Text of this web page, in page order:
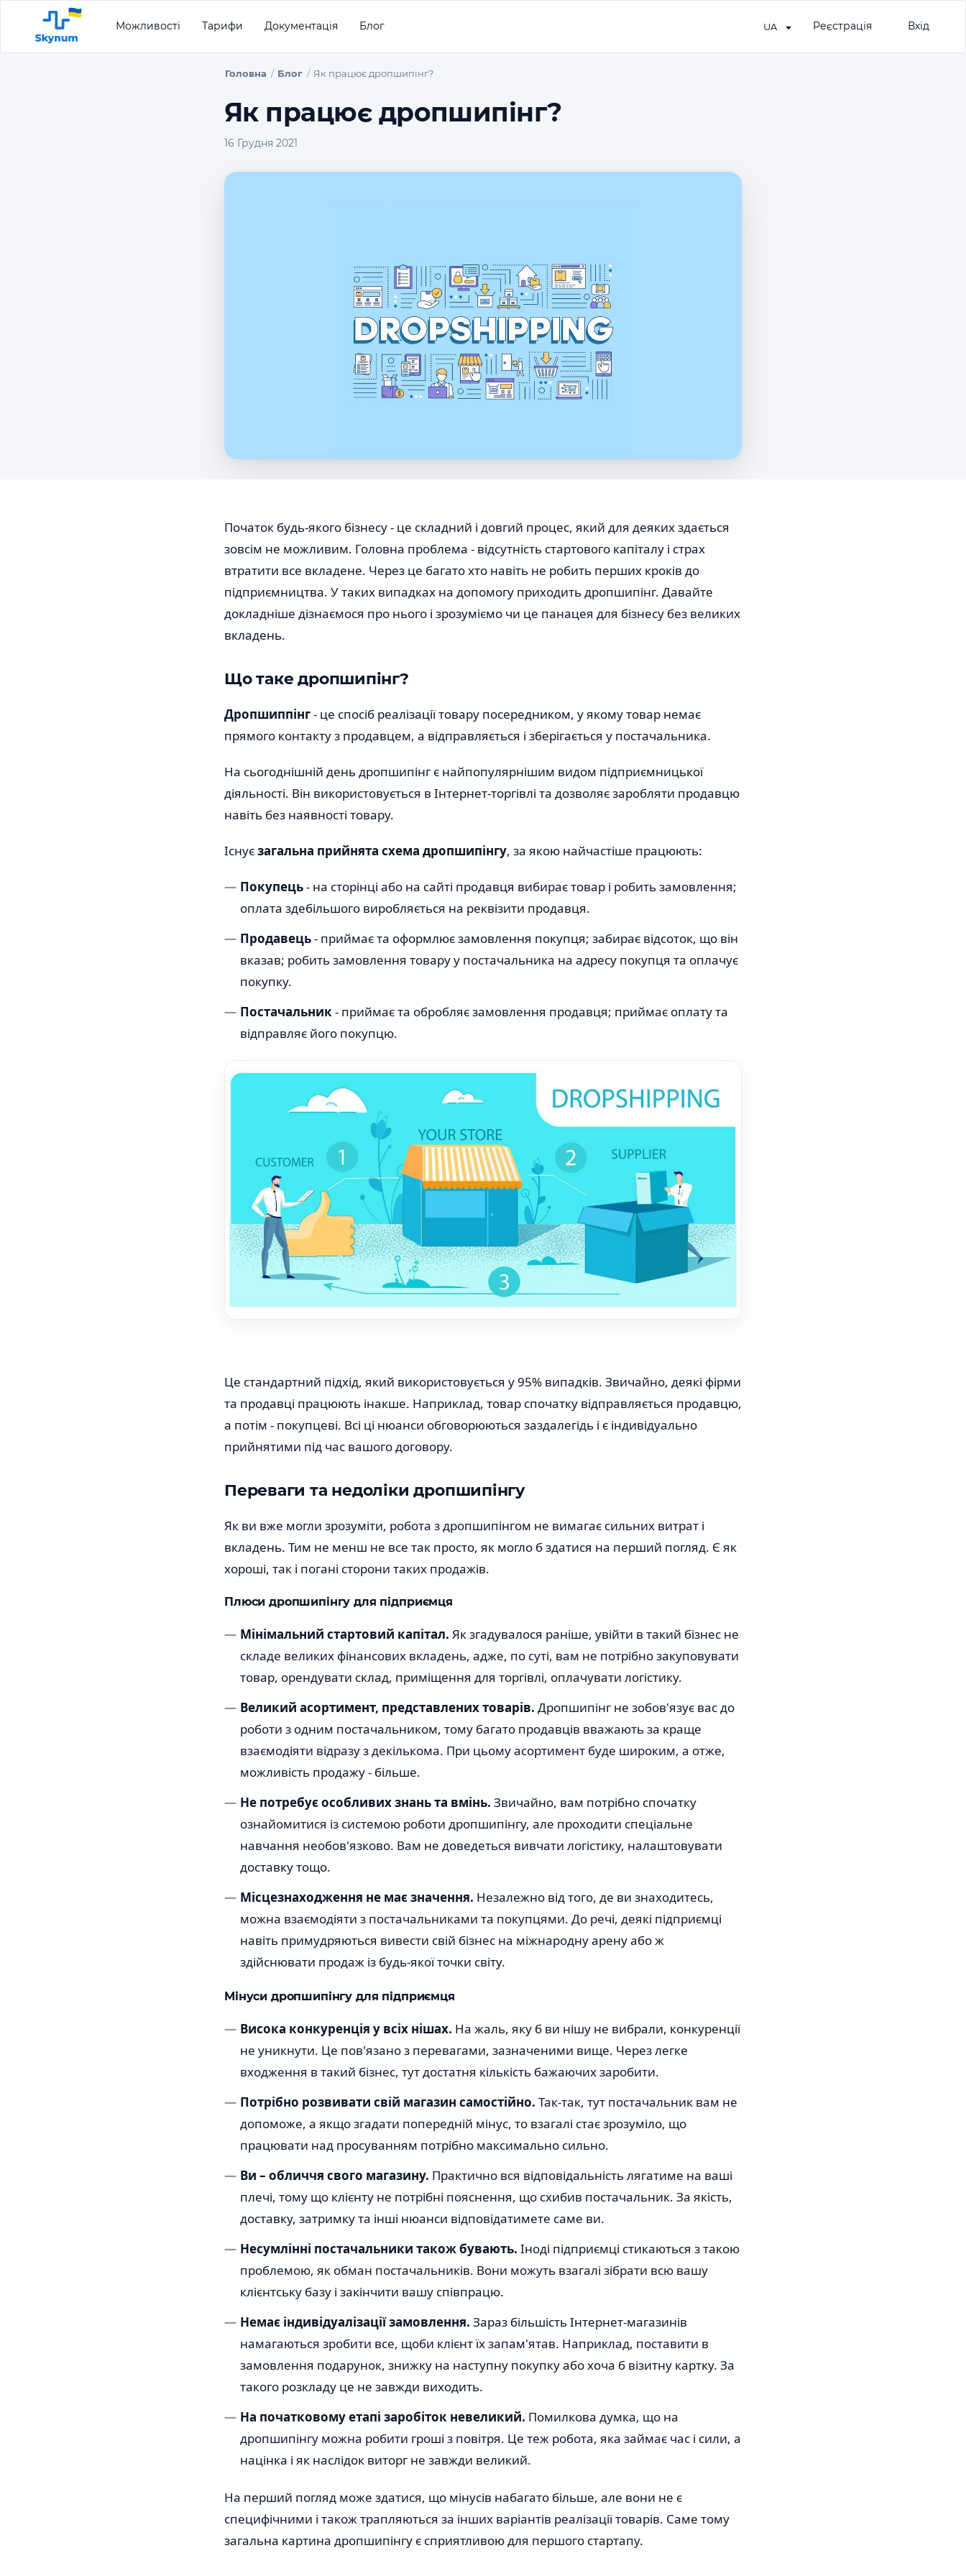
Можливості Тарифи Документація Блог UA Реєстрація Вхід
Головна Блог Як працює дропшипінг?
Як працює дропшипінг?
16 Грудня 2021
Початок будь-якого бізнесу - це складний і довгий процес, який для деяких здається
зовсім не можливим. Головна проблема - відсутність стартового капіталу і страх
втратити все вкладене. Через це багато хто навіть не робить перших кроків до
підприємництва. У таких випадках на допомогу приходить дропшипінг. Давайте
докладніше дізнаємося про нього і зрозуміємо чи це панацея для бізнесу без великих
вкладень.
Що таке дропшипінг?
Дропшиппінг- це спосіб реалізації товару посередником, у якому товар немає
прямого контакту з продавцем, а відправляється і зберігається у постачальника.
На сьогоднішній день дропшипінг є найпопулярнішим видом підприємницької
діяльності. Він використовується в Інтернет-торгівлі та дозволяє заробляти продавцю
навіть без наявності товару.
Існуєзагальна прийнята схема дропшипінгу, за якою найчастіше працюють:
Покупець- на сторінці або на сайті продавця вибирає товар і робить замовлення;
оплата здебільшого виробляється на реквізити продавця.
Продавець- приймає та оформлює замовлення покупця; забирає відсоток, що він
вказав; робить замовлення товару у постачальника на адресу покупця та оплачує
покупку.
Постачальник- приймає та обробляє замовлення продавця; приймає оплату та
відправляє його покупцю.
Це стандартний підхід, який використовується у 95% випадків. Звичайно, деякі фірми
та продавці працюють інакше. Наприклад, товар спочатку відправляється продавцю,
а потім - покупцеві. Всі ці нюанси обговорюються заздалегідь і є індивідуально
прийнятими під час вашого договору.
Переваги та недоліки дропшипінгу
Як ви вже могли зрозуміти, робота з дропшипінгом не вимагає сильних витрат і
вкладень. Тим не менш не все так просто, як могло б здатися на перший погляд. Є як
хороші, так і погані сторони таких продажів.
Плюси дропшипінгу для підприємця
Мінімальний стартовий капітал. Як згадувалося раніше, увійти в такий бізнес не
складе великих фінансових вкладень, адже, по суті, вам не потрібно закуповувати
товар, орендувати склад, приміщення для торгівлі, оплачувати логістику.
Великий асортимент, представлених товарів. Дропшипінг не зобов'язує вас до
роботи з одним постачальником, тому багато продавців вважають за краще
взаємодіяти відразу з декількома. При цьому асортимент буде широким, а отже,
можливість продажу - більше.
Не потребує особливих знань та вмінь. Звичайно, вам потрібно спочатку
ознайомитися із системою роботи дропшипінгу, але проходити спеціальне
навчання необов'язково. Вам не доведеться вивчати логістику, налаштовувати
доставку тощо.
Місцезнаходження не має значення. Незалежно від того, де ви знаходитесь,
можна взаємодіяти з постачальниками та покупцями. До речі, деякі підприємці
навіть примудряються вивести свій бізнес на міжнародну арену або ж
здійснювати продаж із будь-якої точки світу.
Мінуси дропшипінгу для підприємця
Висока конкуренція у всіх нішах. На жаль, яку б ви нішу не вибрали, конкуренції
не уникнути. Це пов'язано з перевагами, зазначеними вище. Через легке
входження в такий бізнес, тут достатня кількість бажаючих заробити.
Потрібно розвивати свій магазин самостійно. Так-так, тут постачальник вам не
допоможе, а якщо згадати попередній мінус, то взагалі стає зрозуміло, що
працювати над просуванням потрібно максимально сильно.
Ви – обличчя свого магазину. Практично вся відповідальність лягатиме на ваші
плечі, тому що клієнту не потрібні пояснення, що схибив постачальник. За якість,
доставку, затримку та інші нюанси відповідатимете саме ви.
Несумлінні постачальники також бувають. Іноді підприємці стикаються з такою
проблемою, як обман постачальників. Вони можуть взагалі зібрати всю вашу
клієнтську базу і закінчити вашу співпрацю.
Немає індивідуалізації замовлення. Зараз більшість Інтернет-магазинів
намагаються зробити все, щоби клієнт їх запам'ятав. Наприклад, поставити в
замовлення подарунок, знижку на наступну покупку або хоча б візитну картку. За
такого розкладу це не завжди виходить.
На початковому етапі заробіток невеликий. Помилкова думка, що на
дропшипінгу можна робити гроші з повітря. Це теж робота, яка займає час і сили, а
націнка і як наслідок виторг не завжди великий.
На перший погляд може здатися, що мінусів набагато більше, але вони не є
специфічними і також трапляються за інших варіантів реалізації товарів. Саме тому
загальна картина дропшипінгу є сприятливою для першого стартапу.